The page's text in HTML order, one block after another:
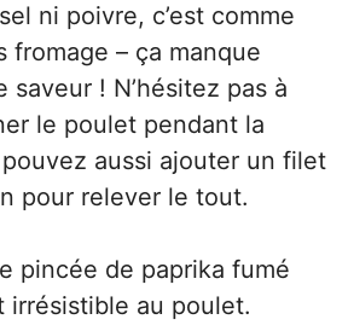
ni poivre, c’est comme
fromage – ça manque
saveur ! N’hésitez pas à
le poulet pendant la
aussi ajouter un filet
pour relever le tout.
pincée de paprika fumé
irrésistible au poulet.